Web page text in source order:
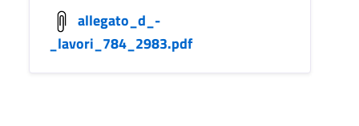
allegato_d_-
_lavori_784_2983.pdf